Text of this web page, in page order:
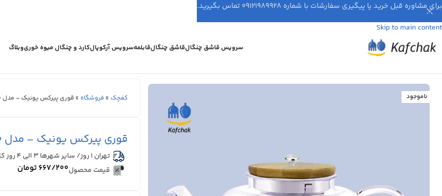
Skip to navigation
Skip to main content
سرویس قاشق چنگالقاشق چنگالقابلمهسرویس آرکوپالکارد و چنگال میوه خوریوبلاگ
ناموجود کفچک » فروشگاه » قوری پیرکس یونیک – مدل 7970 – درب استیل
قوری پیرکس یونیک – مدل 7970 – درب استیل
تهران 1 روز/ سایر شهرها ۳ الی ۴ روز کاری
قیمت محصول۶۶۷/۲۰۰ تومان
برای مشاوره قبل خرید یا پیگیری سفارشات با شماره ۰۹۱۲۱۹۸۹۹۲۸ تماس بگیرید.